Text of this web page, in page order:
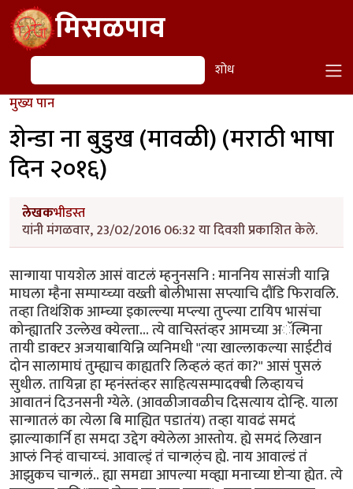
Skip to main contentमिसळपाव
शोध शोध
मुख्य पान
शेन्डा ना बुडुख (मावळी) (मराठी भाषा
दिन २०१६)
लेखकभीडस्त
यांनी मंगळवार, 23/02/2016 06:32 या दिवशी प्रकाशित केले.
सान्गाया पायशेल आसं वाटलं म्हनुनसनि : माननिय सासंजी यान्नि
माघला म्हैना सम्पाय्च्या वख्ती बोलीभासा सप्त्याचि दौंडि फिरावलि.
तव्हा तिथंशिक आम्च्या इकाल्ल्या मप्ल्या तुप्ल्या टायिप भासंचा
कोन्ह्यातरि उल्लेख क्येल्ता... त्ये वाचिस्तंव्हर आमच्या अॅल्मिना
तायी डाक्टर अजयाबायिन्नि व्यनिमधी "त्या खाल्लाकल्या साईटीवं
दोन सालामाघं तुम्ह्याच काह्यतरि लिव्हलं व्हतं का?" आसं पुसलं
सुधील. तायिन्ना हा म्हनंस्तंव्हर साहित्यसम्पादक्बी लिव्हायचं
आवातनं दिउनसनी ग्येले. (आवळीजावळीच दिसत्याय दोन्हि. याला
सान्गातलं का त्येला बि माह्यित पडातंय) तव्हा यावढं समदं
झाल्याकार्नि हा समदा उद्देग क्येलेला आस्तोय. ह्ये समदं लिखान
आप्लं निर्‍हं वाचाय्चं. आवाल्ड्ं तं चान्गल्ंच ह्ये. नाय आवाल्डं तं
आझुकच चान्गलं.. ह्या समद्या आपल्या मव्ह्या मनाच्या ष्टोर्‍या ह्येत. त्ये